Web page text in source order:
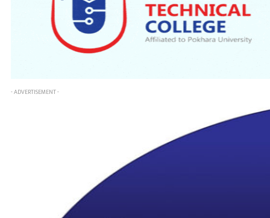
- ADVERTISEMENT -